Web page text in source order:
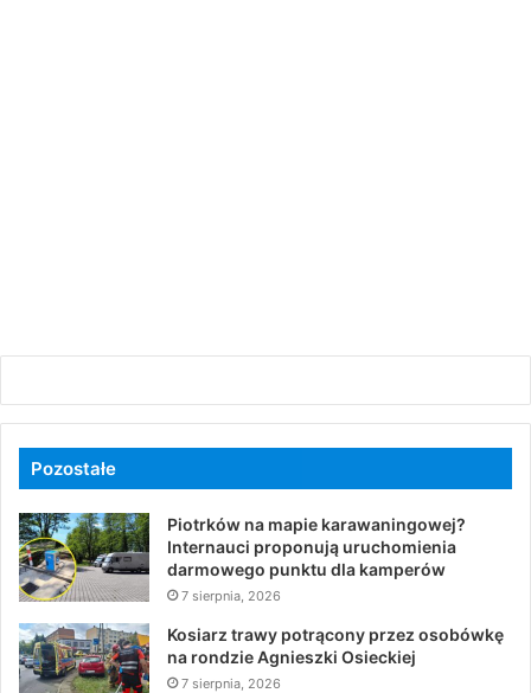
Pozostałe
Piotrków na mapie karawaningowej?
Internauci proponują uruchomienia
darmowego punktu dla kamperów
7 sierpnia, 2026
Kosiarz trawy potrącony przez osobówkę
na rondzie Agnieszki Osieckiej
7 sierpnia, 2026